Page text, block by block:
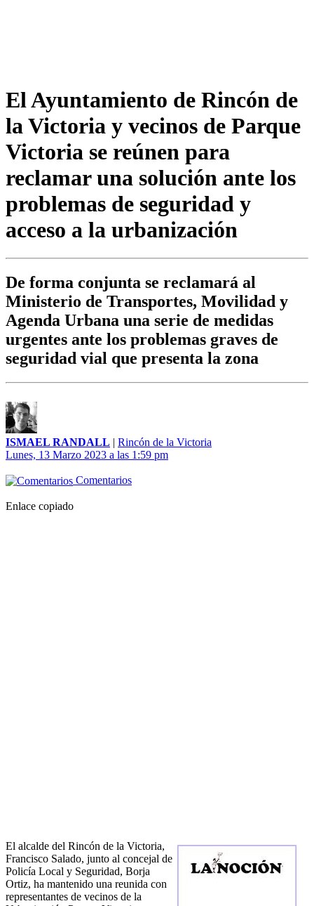
El Ayuntamiento de Rincón de
la Victoria y vecinos de Parque
Victoria se reúnen para
reclamar una solución ante los
problemas de seguridad y
acceso a la urbanización
De forma conjunta se reclamará al
Ministerio de Transportes, Movilidad y
Agenda Urbana una serie de medidas
urgentes ante los problemas graves de
seguridad vial que presenta la zona
ISMAEL RANDALL | Rincón de la Victoria
Lunes, 13 Marzo 2023 a las 1:59 pm
Comentarios
Enlace copiado
El alcalde del Rincón de la Victoria,
Francisco Salado, junto al concejal de
Policía Local y Seguridad, Borja
Ortiz, ha mantenido una reunida con
representantes de vecinos de la